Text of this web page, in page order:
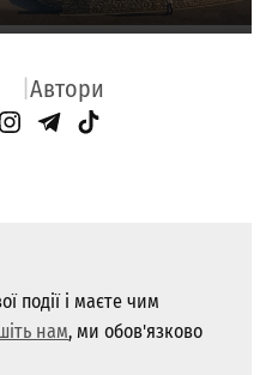
Автори
Page
Instagram
Telegram
TikTok
​​події і маєте чим
нам, ми обов'язково